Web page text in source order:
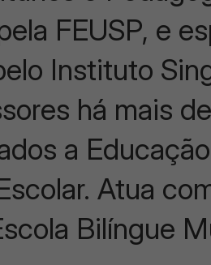
FEUSP, e
Instituto
há mais
a
Atua
Bilíngue